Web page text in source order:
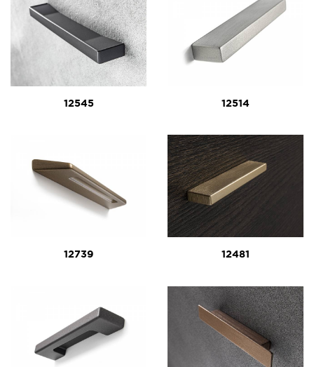
12545 12514
12739 12481